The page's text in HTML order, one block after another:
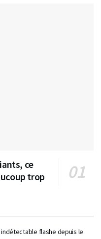
ce
trop
flashe depuis le